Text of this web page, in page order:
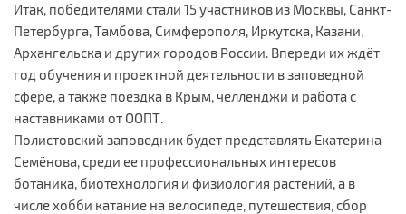
Итак, победителями стали 15 участников из Москвы, Санкт-
Петербурга, Тамбова, Симферополя, Иркутска, Казани,
Архангельска и других городов России. Впереди их ждёт
год обучения и проектной деятельности в заповедной
сфере, а также поездка в Крым, челленджи и работа с
наставниками от ООПТ.
Полистовский заповедник будет представлять Екатерина
Семёнова, среди ее профессиональных интересов
ботаника, биотехнология и физиология растений, а в
числе хобби катание на велосипеде, путешествия, сбор